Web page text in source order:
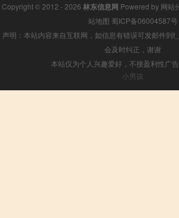
Copyright © 2012 - 2026 林东信息网 Powered by 网站
站地图 蜀ICP备06004587号
声明：本站内容来自互联网，如信息有错误可发邮件到
会及时纠正，谢谢
本站仅为个人兴趣爱好，不接盈利性广
小男孩